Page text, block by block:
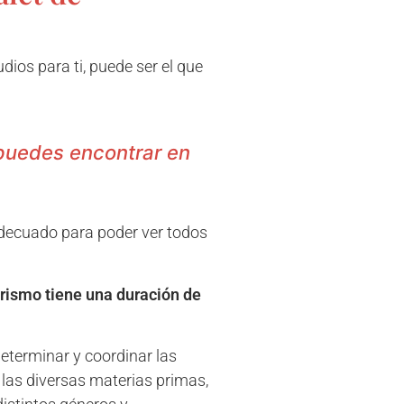
para ti, puede ser el que
encontrar en
para poder ver todos
tiene una duración de
y coordinar las
diversas materias primas,